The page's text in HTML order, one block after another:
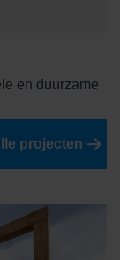
Herfst Nuance
en duurzame
projecten